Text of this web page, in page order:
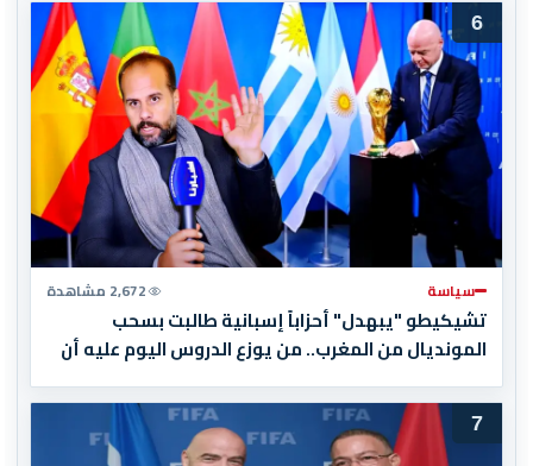
6
سياسة 2,672 مشاهدة
تشيكيطو "يبهدل" أحزاباً إسبانية طالبت بسحب
المونديال من المغرب.. من يوزع الدروس اليوم عليه أن
7